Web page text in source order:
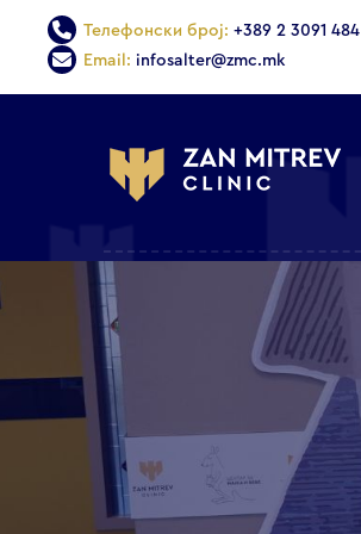
Телефонски број: +389 2 3091 484
Email: infosalter@zmc.mk